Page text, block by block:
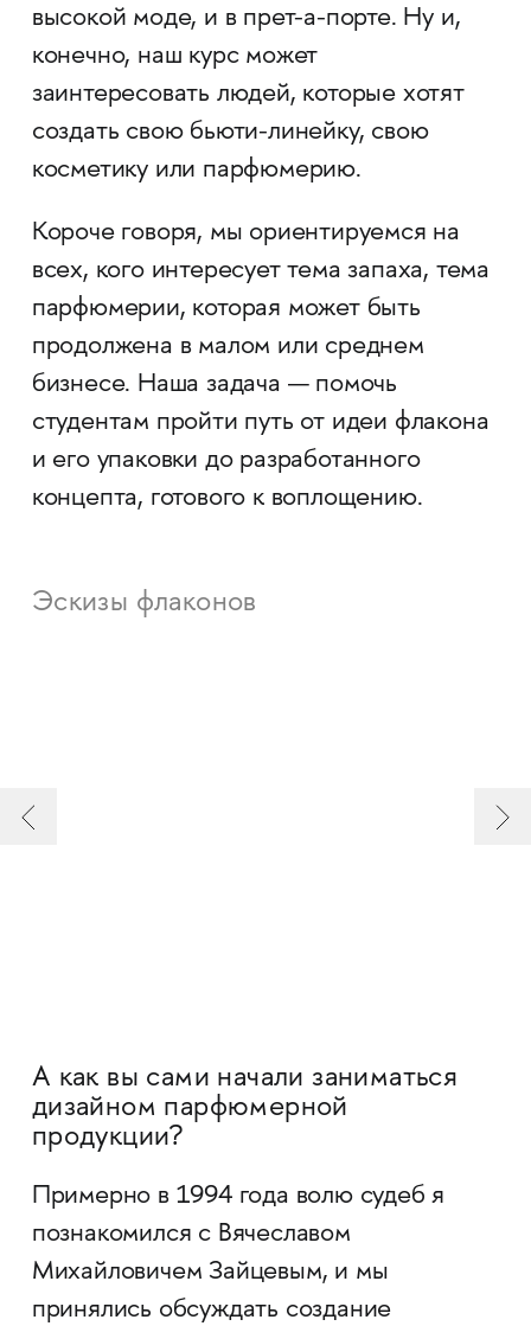
высокой моде, и в прет-а-порте. Ну и,
конечно, наш курс может
заинтересовать людей, которые хотят
создать свою бьюти-линейку, свою
косметику или парфюмерию.
Короче говоря, мы ориентируемся на
всех, кого интересует тема запаха, тема
парфюмерии, которая может быть
продолжена в малом или среднем
бизнесе. Наша задача — помочь
студентам пройти путь от идеи флакона
и его упаковки до разработанного
концепта, готового к воплощению.
Эскизы флаконов
А как вы сами начали заниматься
дизайном парфюмерной
продукции?
Примерно в 1994 года волю судеб я
познакомился с Вячеславом
Михайловичем Зайцевым, и мы
принялись обсуждать создание